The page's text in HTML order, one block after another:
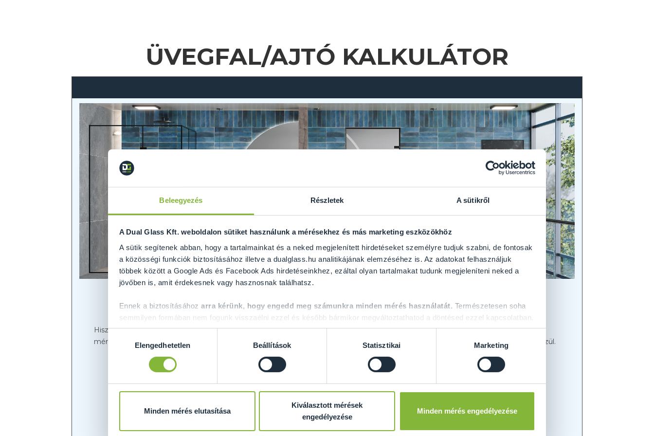
Beleegyezés Részletek A sütikről
A Dual Glass Kft. weboldalon sütiket használunk a mérésekhez és más marketing eszközökhöz
A sütik segítenek abban, hogy a tartalmainkat és a neked megjelenített hirdetéseket személyre tudjuk szabni, de fontosak
a közösségi funkciók biztosításához illetve a dualglass.hu analitikájának elemzéséhez is. Az adatokat felhasználjuk
többek között a Google Ads és Facebook Ads hirdetéseinkhez, ezáltal olyan tartalmakat tudunk megjeleníteni neked a
jövőben is, amit érdekesnek vagy hasznosnak találhatsz.
Ennek a biztosításához arra kérünk, hogy engedd meg számunkra minden mérés használatát. Természetesen soha
semmilyen formában nem fogunk visszaélni ezzel és később bármikor megváltoztathatod a döntésed ezzel kapcsolatban.
Előre is köszönjük!
Hozzájárulás
kiválasztásaElengedhetetlen Beállítások Statisztikai Marketing
Minden mérés elutasítása
Kiválasztott mérések
engedélyezése
Minden mérés engedélyezése
ÜVEGFAL/AJTÓ KALKULÁTOR
GRATULÁLUNK ÖNNEK
Hiszen egy lépéssel közelebb került álmai üvegajtajának megvalósításához! A következő oldalakon megadhatja tervezett ajtajának
méreteit, illetve igény szerint extra kiegészítőket is rakhat hozzá. Emellett lehetősége van választani különböző üvegmegoldások közül.
Mivel nyújt többet a Dual Glass?
10 ÉV GARANCIÁTadunk a fém alkatrészekre.
partnerektől.
Maximális léghangátlás akár 39 dB-ig
Gyors és professzionálisfelmérés és beépítés